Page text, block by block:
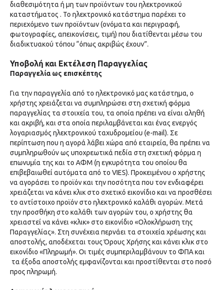
διαθεσιμότητα ή μη των προϊόντων του ηλεκτρονικού
καταστήματος . Το ηλεκτρονικό κατάστημα παρέχει το
περιεχόμενο των προϊόντων (ονόματα και περιγραφή,
φωτογραφίες, απεικονίσεις, τιμή) που διατίθενται μέσω του
διαδικτυακού τόπου “όπως ακριβώς έχουν”.
Υποβολή και Εκτέλεση Παραγγελίας
Παραγγελία ως επισκέπτης
Για την παραγγελία από το ηλεκτρονικό μας κατάστημα, ο
χρήστης χρειάζεται να συμπληρώσει στη σχετική φόρμα
παραγγελίας τα στοιχεία του, τα οποία πρέπει να είναι αληθή
και ακριβή, και στα οποία περιλαμβάνεται και ένας ενεργός
λογαριασμός ηλεκτρονικού ταχυδρομείου (e-mail). Σε
περίπτωση που η αγορά λάβει χώρα από εταιρεία, θα πρέπει να
συμπληρωθούν ως υποχρεωτικά πεδία στη σχετική φόρμα η
επωνυμία της και το ΑΦΜ (η εγκυρότητα του οποίου θα
επιβεβαιωθεί αυτόματα από το VIES). Προκειμένου ο χρήστης
να αγοράσει το προϊόν και την ποσότητα που τον ενδιαφέρει
χρειάζεται να κάνει κλικ στο σχετικό εικονίδιο και να προσθέσει
το αντίστοιχο προϊόν στο ηλεκτρονικό καλάθι αγορών. Μετά
την προσθήκη στο καλάθι των αγορών του, ο χρήστης θα
χρειαστεί να κάνει «κλικ» στο εικονίδιο «Ολοκλήρωση της
Παραγγελίας». Στη συνέχεια περνάει τα στοιχεία χρέωσης και
αποστολής, αποδέχεται τους Όρους Χρήσης και κάνει κλικ στο
εικονίδιο «Πληρωμή». Οι τιμές συμπεριλαμβάνουν το ΦΠΑ και
τα έξοδα αποστολής εμφανίζονται και προστίθενται στο ποσό
προς πληρωμή.